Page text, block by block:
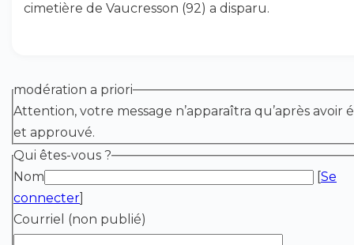
cimetière de Vaucresson (92) a disparu.
modération a priori
Attention, votre message n’apparaîtra qu’après avoir
et approuvé.
Qui êtes-vous ?
Nom
[Se
connecter]
Courriel (non publié)